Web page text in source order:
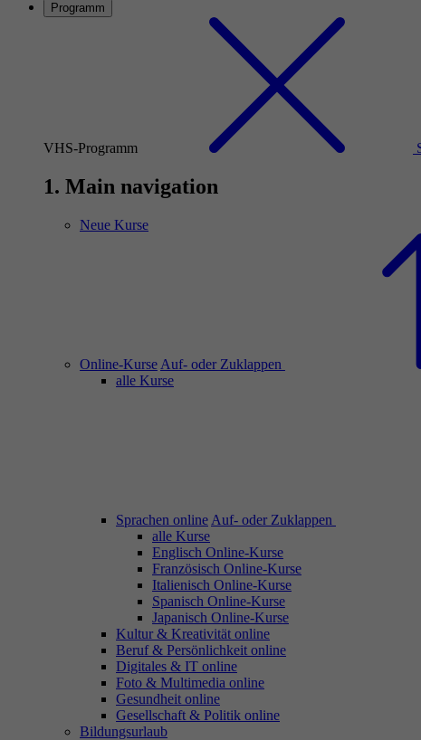
Programm
VHS-Programm
1. Main navigation
Neue Kurse
Online-Kurse Auf- oder Zuklappen
alle Kurse
Sprachen online Auf- oder Zuklappen
alle Kurse
Englisch Online-Kurse
Französisch Online-Kurse
Italienisch Online-Kurse
Spanisch Online-Kurse
Japanisch Online-Kurse
Kultur & Kreativität online
Beruf & Persönlichkeit online
Digitales & IT online
Foto & Multimedia online
Gesundheit online
Gesellschaft & Politik online
Bildungsurlaub